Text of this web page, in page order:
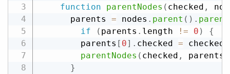
function
parentNodes ( checked ,
      parents
= nodes . parent ( ) . parent
if
( parents . length != 0 )
{
        parents
[ 0] . checked = checked
parentNodes ( checked , parents
}